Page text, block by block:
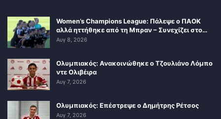
Women’s Champions League: Πάλεψε ο ΠΑΟΚ
αλλά ηττήθηκε από τη Μπραν – Συνεχίζει στο…
Αυγ 8, 2026
Ολυμπιακός: Ανακοινώθηκε ο Τζουλιάνο Λόμπο
ντε Ολιβέιρα
Αυγ 7, 2026
Ολυμπιακός: Επέστρεψε ο Δημήτρης Ρέτσος
Αυγ 7, 2026